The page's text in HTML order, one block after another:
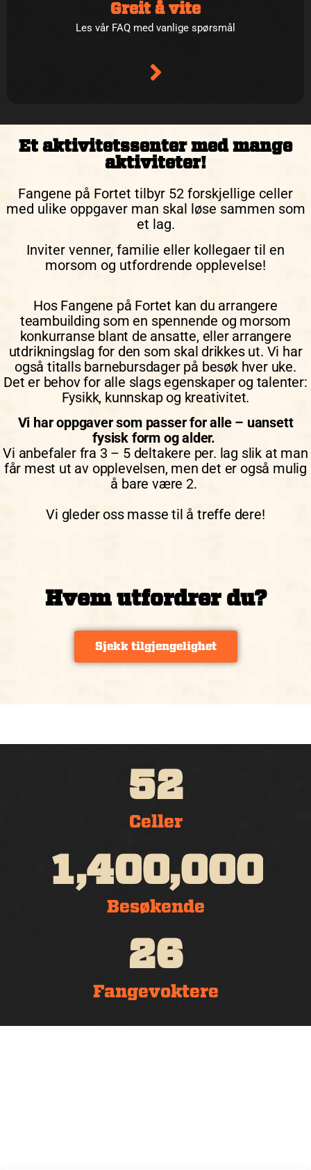
Greit å vite
Les vår FAQ med vanlige spørsmål
Et aktivitetssenter med mange
aktiviteter!
Fangene på Fortet tilbyr 52 forskjellige celler
med ulike oppgaver man skal løse sammen som
et lag.
Inviter venner, familie eller kollegaer til en
morsom og utfordrende opplevelse!
Hos Fangene på Fortet kan du arrangere
teambuilding som en spennende og morsom
konkurranse blant de ansatte, eller arrangere
utdrikningslag for den som skal drikkes ut. Vi har
også titalls barnebursdager på besøk hver uke.
Det er behov for alle slags egenskaper og talenter:
Fysikk, kunnskap og kreativitet.
Vi har oppgaver som passer for alle – uansett
fysisk form og alder.
Vi anbefaler fra 3 – 5 deltakere per. lag slik at man
får mest ut av opplevelsen, men det er også mulig
å bare være 2.
Vi gleder oss masse til å treffe dere!
Hvem utfordrer du?
Sjekk tilgjengelighet
52
Celler
1,400,000
Besøkende
26
Fangevoktere